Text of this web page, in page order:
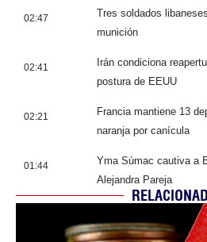
02:47
Tres soldados
munición
02:41
Irán condiciona
postura de EEUU
02:21
Francia mantiene 13
naranja por canícula
01:44
Yma Súmac cautiva a
Alejandra Pareja